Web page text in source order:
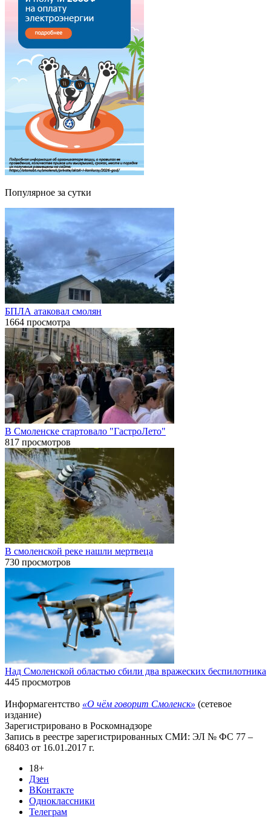
Популярное за сутки
БПЛА атаковал смолян
1664 просмотра
В Смоленске стартовало "ГастроЛето"
817 просмотров
В смоленской реке нашли мертвеца
730 просмотров
Над Смоленской областью сбили два вражеских беспилотника
445 просмотров
Информагентство «О чём говорит Смоленск» (сетевое
издание)
Зарегистрировано в Роскомнадзоре
Запись в реестре зарегистрированных СМИ: ЭЛ № ФС 77 –
68403 от 16.01.2017 г.
18+
Дзен
ВКонтакте
Одноклассники
Телеграм